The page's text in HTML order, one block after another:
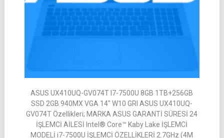
ASUS UX410UQ-GV074T I7-7500U 8GB 1TB+256GB
SSD 2GB 940MX VGA 14″ W10 GRI ASUS UX410UQ-
GV074T Özellikleri; MARKA ASUS GARANTİ SÜRESİ 24
İŞLEMCİ AİLESİ Intel® Core™ Kaby Lake İŞLEMCİ
MODELİ i7-7500U İŞLEMCİ ÖZELLİKLERİ 2.7GHz (4M